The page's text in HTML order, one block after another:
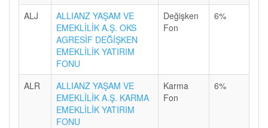
ALJ
ALLIANZ YAŞAM VE
EMEKLİLİK A.Ş. OKS
AGRESİF DEĞİŞKEN
EMEKLİLİK YATIRIM
FONU
Değişken
Fon
6%
ALR
ALLIANZ YAŞAM VE
EMEKLİLİK A.Ş. KARMA
EMEKLİLİK YATIRIM
FONU
Karma
Fon
6%